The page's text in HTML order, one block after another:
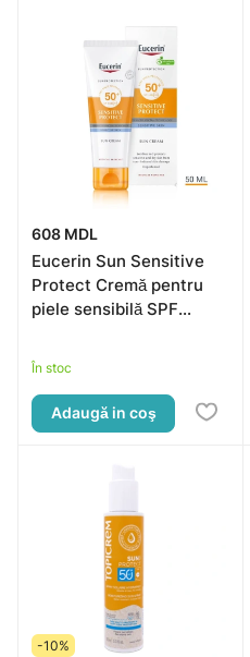
608 MDL
Eucerin Sun Sensitive
Protect Cremă pentru
piele sensibilă SPF
În stoc
Adaugă in coş
-10%